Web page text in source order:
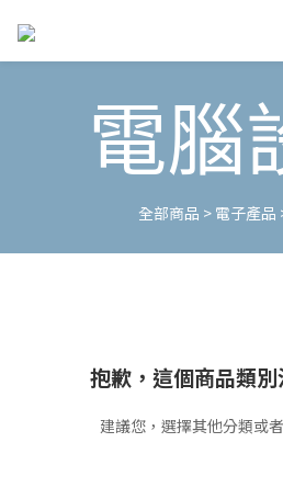
電腦
全部商品 > 電子產品
抱歉，這個商品類
建議您，選擇其他分類或